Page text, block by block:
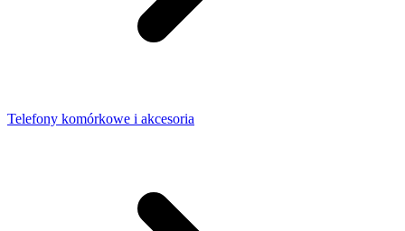
Telefony komórkowe i akcesoria